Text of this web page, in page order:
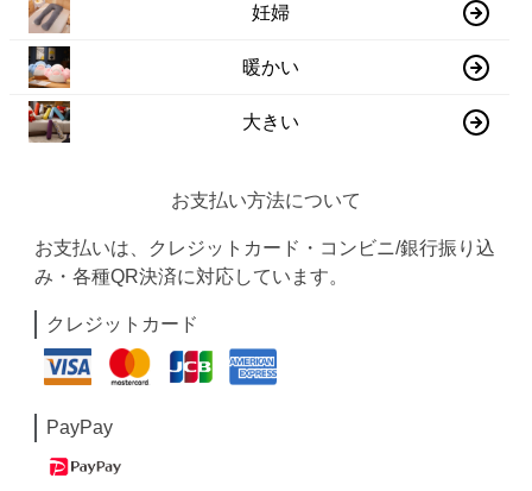
妊婦
暖かい
大きい
お支払い方法について
お支払いは、クレジットカード・コンビニ/銀行振り込
み・各種QR決済に対応しています。
クレジットカード
PayPay